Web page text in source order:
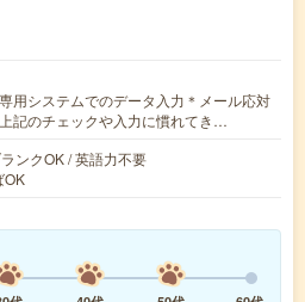
用システムでのデータ入力＊メール応対
記のチェックや入力に慣れてき…
ンクOK / 英語力不要
OK